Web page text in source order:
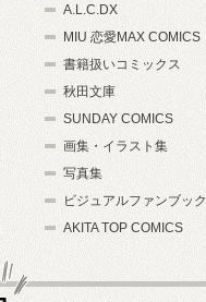
A.L.C.DX
MIU 恋愛MAX COMICS
書籍扱いコミックス
秋田文庫
SUNDAY COMICS
画集・イラスト集
写真集
ビジュアルファンブック
AKITA TOP COMICS